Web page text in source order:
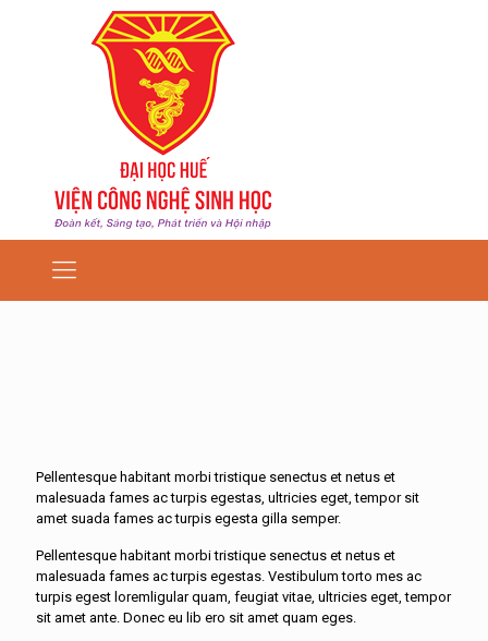
Pellentesque habitant morbi tristique senectus et netus et
malesuada fames ac turpis egestas, ultricies eget, tempor sit
amet suada fames ac turpis egesta gilla semper.
Pellentesque habitant morbi tristique senectus et netus et
malesuada fames ac turpis egestas. Vestibulum torto mes ac
turpis egest loremligular quam, feugiat vitae, ultricies eget, tempor
sit amet ante. Donec eu lib ero sit amet quam eges.